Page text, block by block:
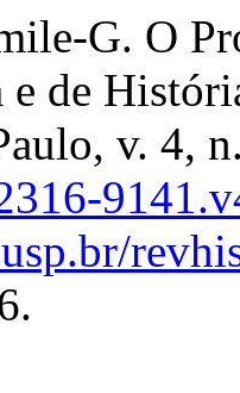
G. O
e de
v. 4,